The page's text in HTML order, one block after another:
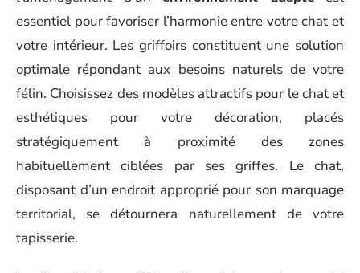
essentiel pour favoriser l’harmonie entre votre chat et
votre intérieur. Les griffoirs constituent une solution
optimale répondant aux besoins naturels de votre
félin. Choisissez des modèles attractifs pour le chat et
esthétiques pour votre décoration, placés
stratégiquement à proximité des zones
habituellement ciblées par ses griffes. Le chat,
disposant d’un endroit approprié pour son marquage
territorial, se détournera naturellement de votre
tapisserie.